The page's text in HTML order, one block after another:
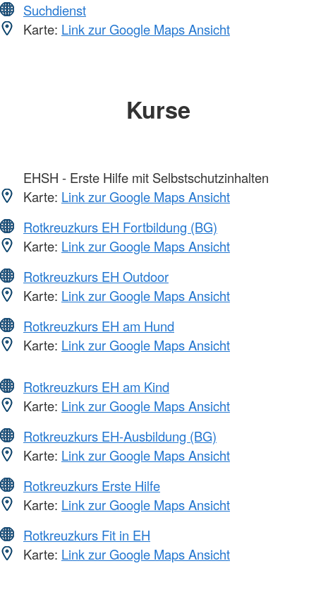
Suchdienst
Karte: Link zur Google Maps Ansicht
Kurse
EHSH - Erste Hilfe mit Selbstschutzinhalten
Karte: Link zur Google Maps Ansicht
Rotkreuzkurs EH Fortbildung (BG)
Karte: Link zur Google Maps Ansicht
Rotkreuzkurs EH Outdoor
Karte: Link zur Google Maps Ansicht
Rotkreuzkurs EH am Hund
Karte: Link zur Google Maps Ansicht
Rotkreuzkurs EH am Kind
Karte: Link zur Google Maps Ansicht
Rotkreuzkurs EH-Ausbildung (BG)
Karte: Link zur Google Maps Ansicht
Rotkreuzkurs Erste Hilfe
Karte: Link zur Google Maps Ansicht
Rotkreuzkurs Fit in EH
Karte: Link zur Google Maps Ansicht